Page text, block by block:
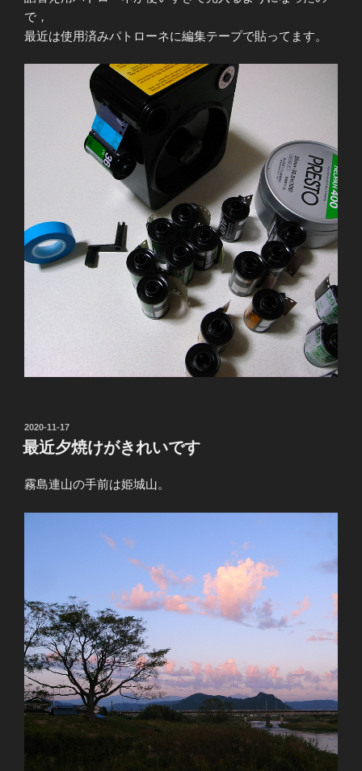
で，
最近は使用済みパトローネに編集テープで貼ってます。
投
稿
日:
2020-11-17
最近夕焼けがきれいです
霧島連山の手前は姫城山。